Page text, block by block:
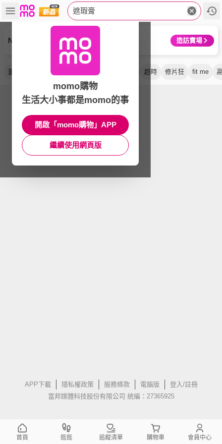
遮瑕膏
NARS 造訪賣場
蓋斑膏 遮瑕盤 黑眼圈 超時 修片狂 fit me
APP下載 隱私權政策 服務條款 電腦版
登入/註冊
富邦媒體科技股份有限公司 統編：27365925
momo購物
生活大小事都是momo的事
開啟「momo購物」APP
繼續使用網頁版
首頁 逛逛 追蹤清單 購物車 會員中心